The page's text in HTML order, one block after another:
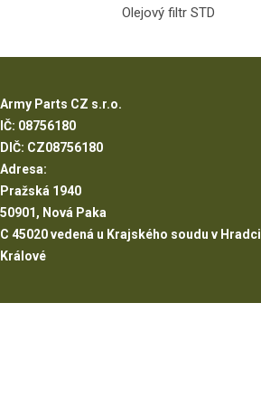
Olejový filtr STD
Army Parts CZ s.r.o.
IČ: 08756180
DIČ: CZ08756180
Adresa:
Pražská 1940
50901, Nová Paka
C 45020 vedená u Krajského soudu v Hradci
Králové